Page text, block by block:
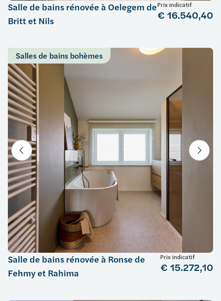
Salle de bains rénovée à Oelegem de
Britt et Nils
Prix indicatif
€ 16.540,40
Salles de bains bohèmes
Salle de bains rénovée à Ronse de
Fehmy et Rahima
Prix indicatif
€ 15.272,10